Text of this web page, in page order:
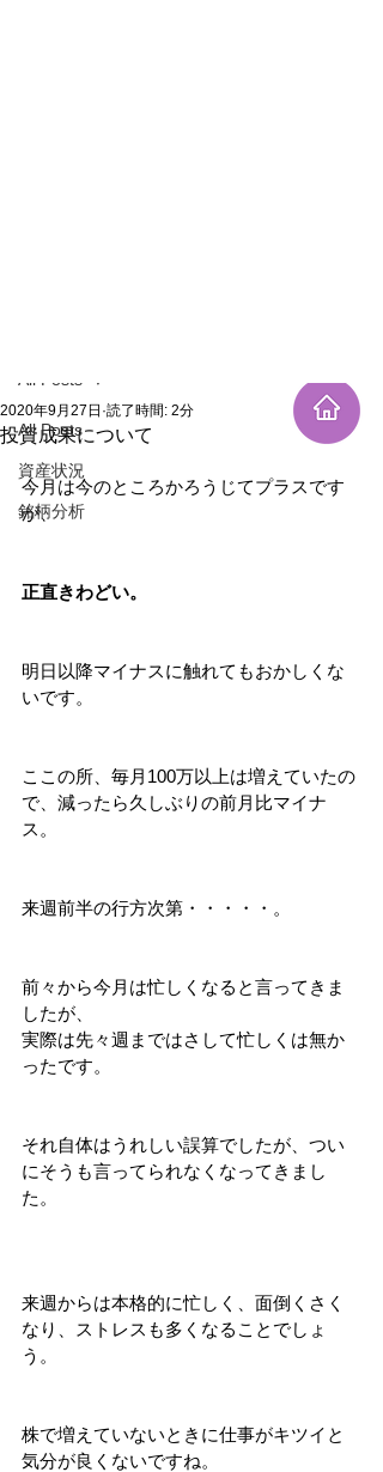
All Posts
資産状況
銘柄分析
All Posts
投資成果について
2020年9月27日 読了時間: 2分
今月は今のところかろうじてプラスです
が、
正直きわどい。
明日以降マイナスに触れてもおかしくな
いです。
ここの所、毎月100万以上は増えていたの
で、減ったら久しぶりの前月比マイナ
ス。
来週前半の行方次第・・・・・。
前々から今月は忙しくなると言ってきま
したが、
実際は先々週まではさして忙しくは無か
ったです。
それ自体はうれしい誤算でしたが、つい
にそうも言ってられなくなってきまし
た。
来週からは本格的に忙しく、面倒くさく
なり、ストレスも多くなることでしょ
う。
株で増えていないときに仕事がキツイと
気分が良くないですね。